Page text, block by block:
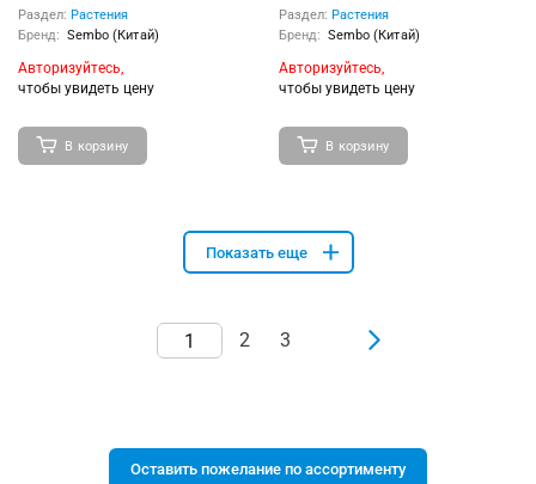
Раздел: Растения
Бренд: Sembo (Китай)
Авторизуйтесь,
чтобы увидеть цену
В корзину
Раздел: Растения
Бренд: Sembo (Китай)
Авторизуйтесь,
чтобы увидеть цену
В корзину
Показать еще
2 3
Оставить пожелание по ассортименту